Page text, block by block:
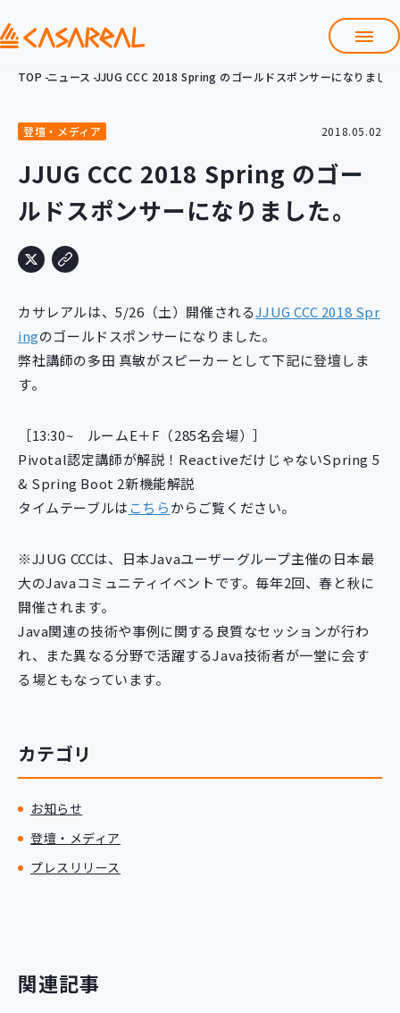
会社情報
サービス
プロダクト開発支援
クラウド導入支援 Git導入支援
システム構築支援
研修サービス
定型コース 新入社員コース
カスタマイズコース 教材購入
パッケージ開発
導入事例
ニュース
採用情報
TOP ニュース JJUG CCC 2018 Spring のゴールドスポンサーになりまし
登壇・メディア 2018.05.02
JJUG CCC 2018 Spring のゴー
ルドスポンサーになりました。
カサレアルは、5/26（土）開催されるJJUG CCC 2018 Spr
ingのゴールドスポンサーになりました。
弊社講師の多田 真敏がスピーカーとして下記に登壇しま
す。
［13:30~ ルームE＋F（285名会場）］
Pivotal認定講師が解説！ReactiveだけじゃないSpring 5
& Spring Boot 2新機能解説
タイムテーブルはこちらからご覧ください。
※JJUG CCCは、日本Javaユーザーグループ主催の日本最
大のJavaコミュニティイベントです。毎年2回、春と秋に
開催されます。
Java関連の技術や事例に関する良質なセッションが行わ
れ、また異なる分野で活躍するJava技術者が一堂に会す
る場ともなっています。
カテゴリ
お知らせ
登壇・メディア
プレスリリース
関連記事